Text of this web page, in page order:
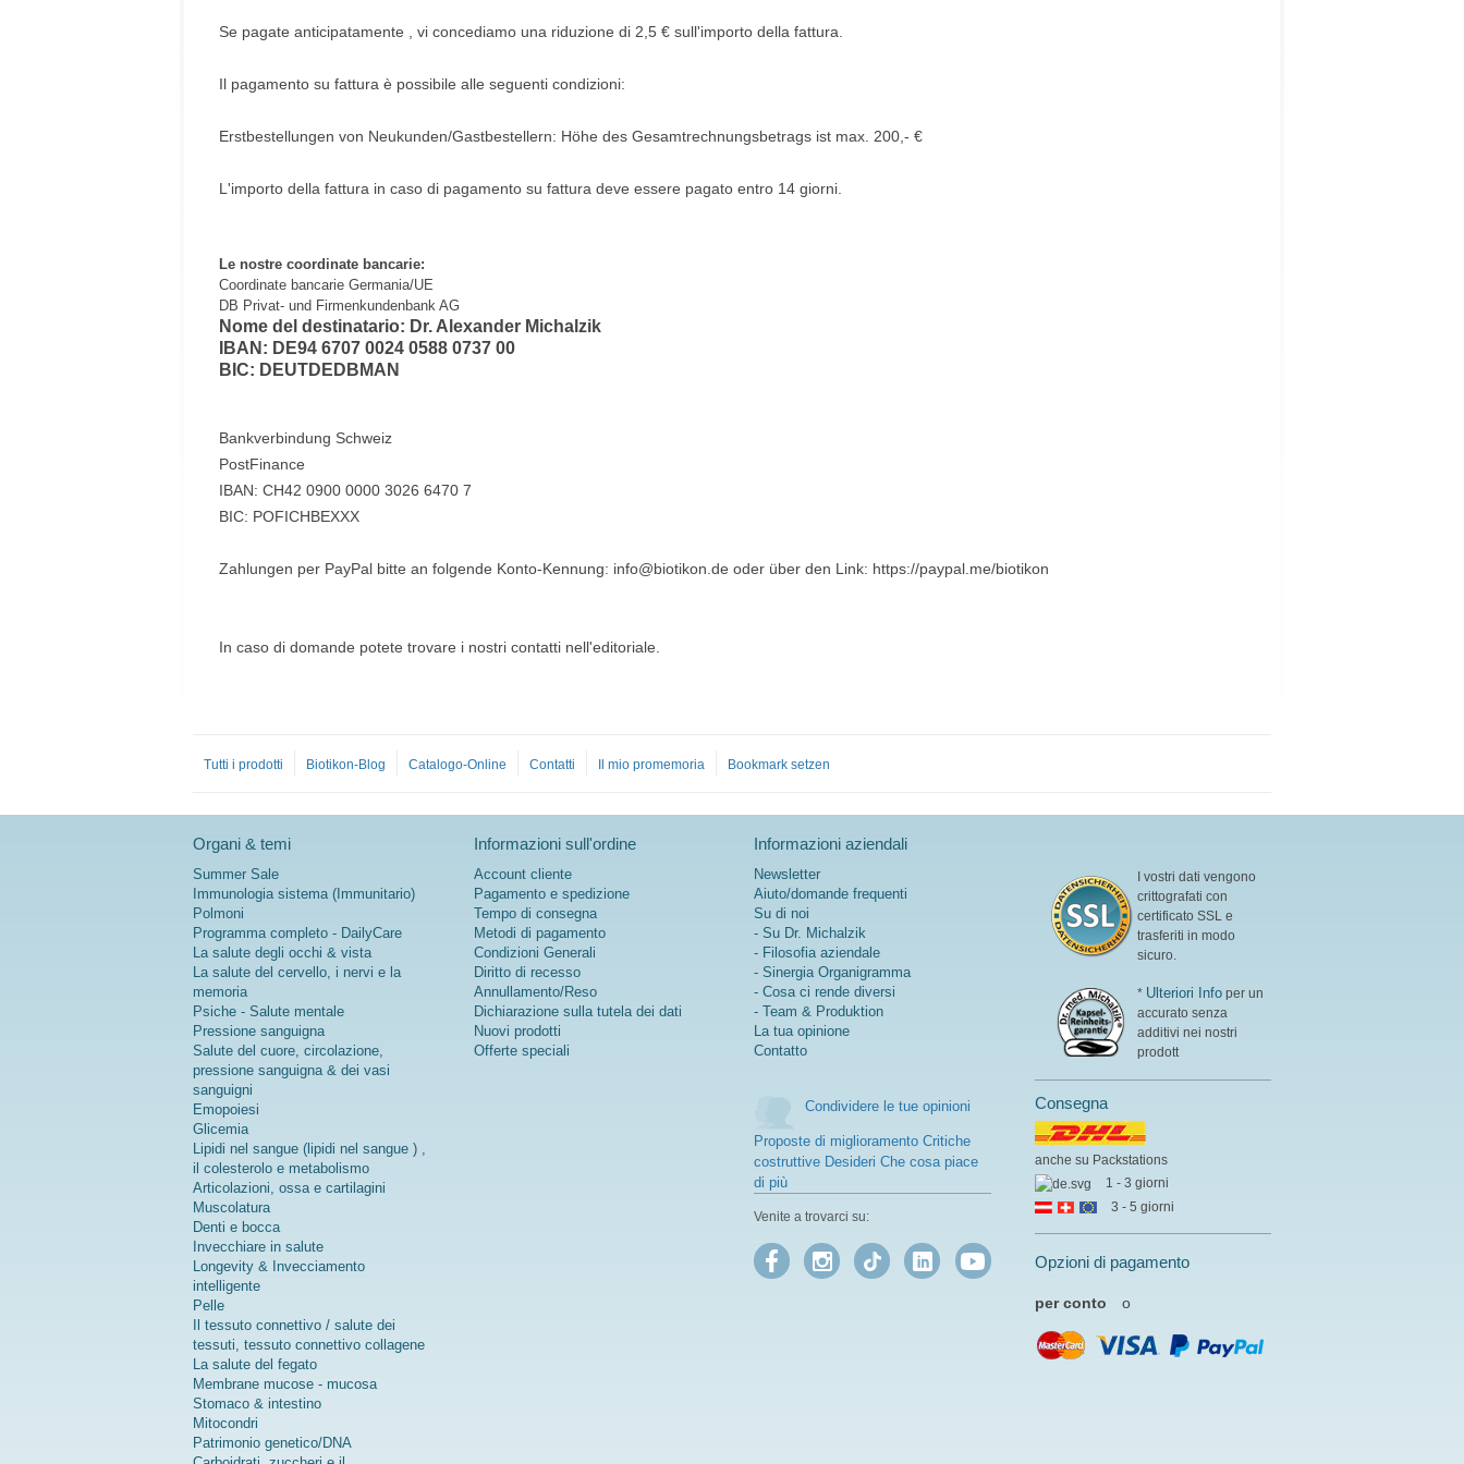
Se pagate anticipatamente , vi concediamo una riduzione di 2,5 € sull'importo della fattura.
Il pagamento su fattura è possibile alle seguenti condizioni:
Erstbestellungen von Neukunden/Gastbestellern: Höhe des Gesamtrechnungsbetrags ist max. 200,- €
L'importo della fattura in caso di pagamento su fattura deve essere pagato entro 14 giorni.
Le nostre coordinate bancarie:
Coordinate bancarie Germania/UE
DB Privat- und Firmenkundenbank AG
Nome del destinatario: Dr. Alexander Michalzik
IBAN: DE94 6707 0024 0588 0737 00
BIC: DEUTDEDBMAN
Bankverbindung Schweiz
PostFinance
IBAN: CH42 0900 0000 3026 6470 7
BIC: POFICHBEXXX
Zahlungen per PayPal bitte an folgende Konto-Kennung: info@biotikon.de oder über den Link: https://paypal.me/biotikon
In caso di domande potete trovare i nostri contatti nell'editoriale.
Tutti i prodotti Biotikon-Blog Catalogo-Online Contatti Il mio promemoria Bookmark setzen
Organi & temi
Summer Sale
Immunologia sistema (Immunitario)
Polmoni
Programma completo - DailyCare
La salute degli occhi & vista
La salute del cervello, i nervi e la
memoria
Psiche - Salute mentale
Pressione sanguigna
Salute del cuore, circolazione,
pressione sanguigna & dei vasi
sanguigni
Emopoiesi
Glicemia
Lipidi nel sangue (lipidi nel sangue ) ,
il colesterolo e metabolismo
Articolazioni, ossa e cartilagini
Muscolatura
Denti e bocca
Invecchiare in salute
Longevity & Invecciamento
intelligente
Pelle
Il tessuto connettivo / salute dei
tessuti, tessuto connettivo collagene
La salute del fegato
Membrane mucose - mucosa
Stomaco & intestino
Mitocondri
Patrimonio genetico/DNA
Informazioni sull'ordine
Account cliente
Pagamento e spedizione
Tempo di consegna
Metodi di pagamento
Condizioni Generali
Diritto di recesso
Annullamento/Reso
Dichiarazione sulla tutela dei dati
Nuovi prodotti
Offerte speciali
Informazioni aziendali
Newsletter
Aiuto/domande frequenti
Su di noi
- Su Dr. Michalzik
- Filosofia aziendale
- Sinergia Organigramma
- Cosa ci rende diversi
- Team & Produktion
La tua opinione
Contatto
Condividere le tue opinioni
Proposte di miglioramento Critiche
costruttive Desideri Che cosa piace
di più
Venite a trovarci su:
I vostri dati vengono
crittografati con
certificato SSL e
trasferiti in modo
sicuro.
* Ulteriori Info per un
accurato senza
additivi nei nostri
prodott
Consegna
anche su Packstations
1 - 3 giorni
3 - 5 giorni
Opzioni di pagamento
per conto o